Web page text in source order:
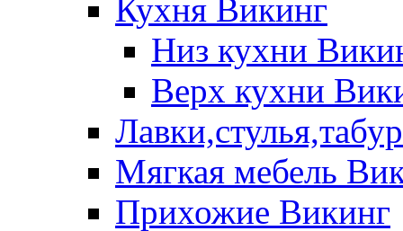
Кухня Викинг
Низ кухни
Верх кухни
Мягкая мебель
Прихожие Викинг